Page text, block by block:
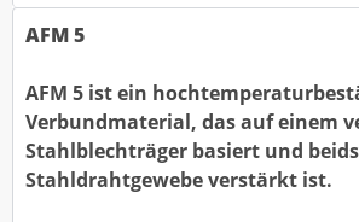
AFM 5
AFM 5 ist ein
Verbundmaterial, das auf einem
Stahlblechträger basiert und
Stahldrahtgewebe verstärkt ist.